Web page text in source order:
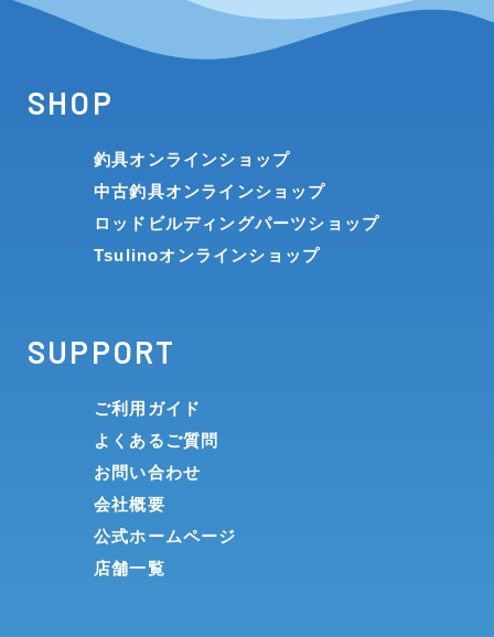
SHOP
釣具オンラインショップ
中古釣具オンラインショップ
ロッドビルディングパーツショップ
Tsulinoオンラインショップ
SUPPORT
ご利用ガイド
よくあるご質問
お問い合わせ
会社概要
公式ホームページ
店舗一覧